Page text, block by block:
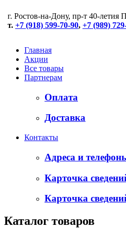
г. Ростов-на-Дону, пр-т 40-летия
т. +7 (918) 599-70-90, +7 (989)
Главная
Акции
Все товары
Партнерам
Оплата
Доставка
Контакты
Адреса и
Карточка
Карточка
Каталог товаров